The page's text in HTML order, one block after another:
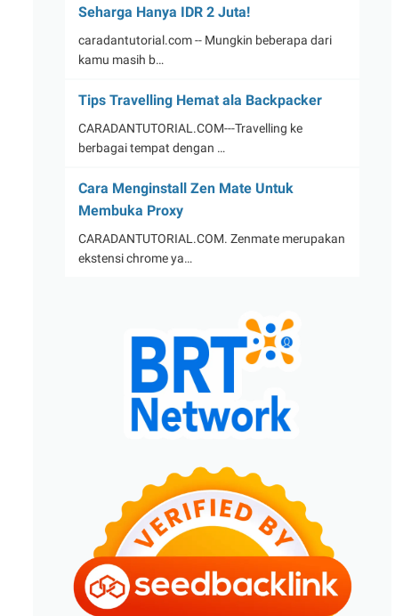
Seharga Hanya IDR 2 Juta!
caradantutorial.com -- Mungkin beberapa dari
kamu masih b…
Tips Travelling Hemat ala Backpacker
CARADANTUTORIAL.COM---Travelling ke
berbagai tempat dengan …
Cara Menginstall Zen Mate Untuk
Membuka Proxy
CARADANTUTORIAL.COM. Zenmate merupakan
ekstensi chrome ya…